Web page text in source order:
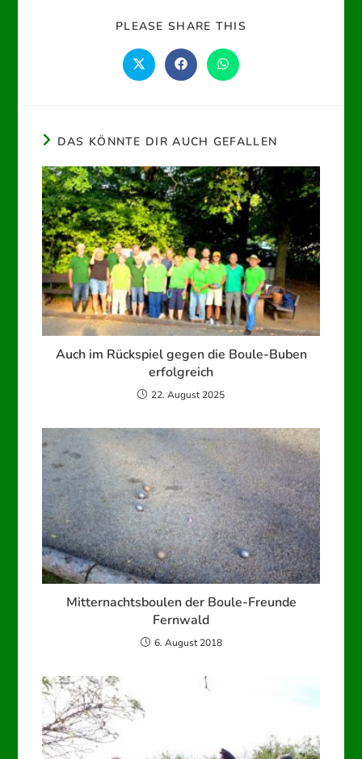
PLEASE SHARE THIS
Öffnet
in
Öffnet
in
Öffnet
in
DAS KÖNNTE DIR AUCH GEFALLEN
Auch im Rückspiel gegen die Boule-Buben
erfolgreich
22. August 2025
Mitternachtsboulen der Boule-Freunde
Fernwald
6. August 2018